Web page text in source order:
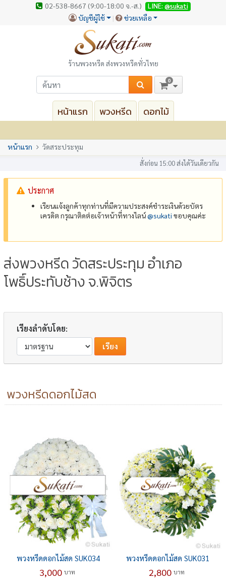
02-538-8667 (9:00-18:00 จ.-ส.) LINE: @sukati
บัญชีผู้ใช้ ช่วยเหลือ
ร้านพวงหรีด ส่งพวงหรีดทั่วไทย
0
หน้าแรก พวงหรีด ดอกไม้
หน้าแรก วัดสระประทุม
สั่งก่อน 15:00 ส่งได้วันเดียวกัน
ประกาศ
เรียนแจ้งลูกค้าทุกท่านที่มีความประสงค์ชำระเงินด้วยบัตร
เครดิต กรุณาติดต่อเจ้าหน้าที่ทางไลน์@‌sukati ขอบคุณค่ะ
ส่งพวงหรีด วัดสระประทุม อำเภอ
โพธิ์ประทับช้าง จ.พิจิตร
เรียงลำดับโดย:
พวงหรีดดอกไม้สด
พวงหรีดดอกไม้สด SUK034
3,000 บาท
พวงหรีดดอกไม้สด SUK031
2,800 บาท